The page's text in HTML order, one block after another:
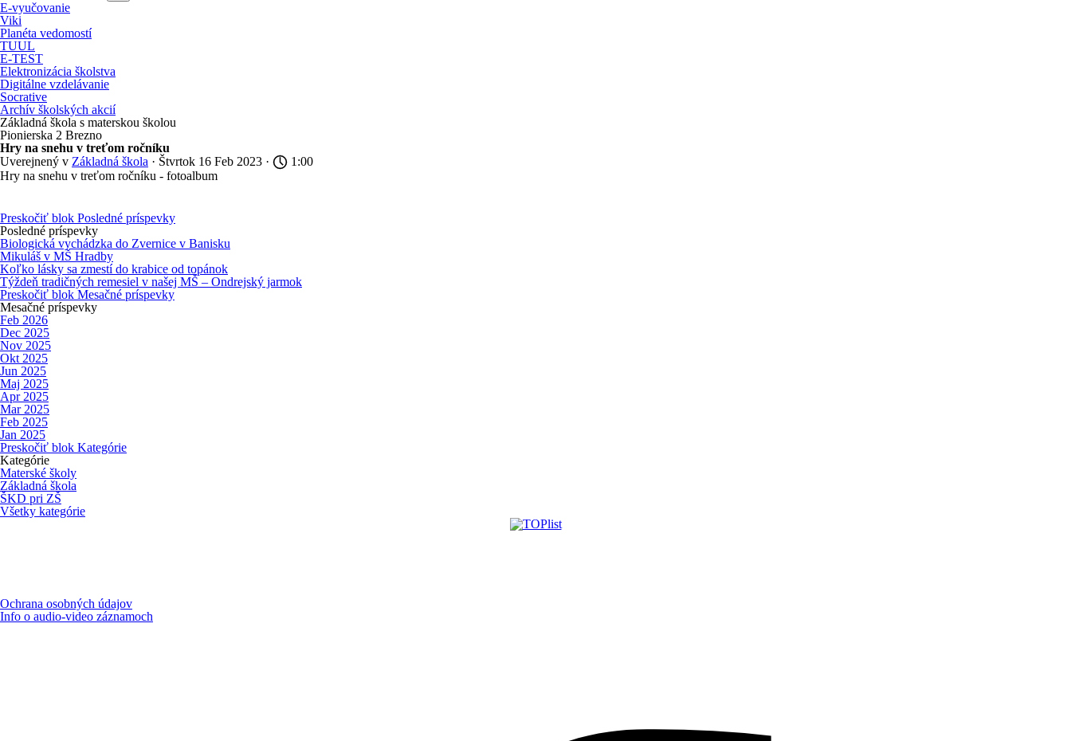
E-vyučovanie
Viki
Planéta vedomostí
TUUL
E-TEST
Elektronizácia školstva
Digitálne vzdelávanie
Socrative
Archív školských akcií
Základná škola s materskou školou
Pionierska 2 Brezno
Hry na snehu v treťom ročníku
Uverejnený v Základná škola · Štvrtok 16 Feb 2023 ·
1:00
Hry na snehu v treťom ročníku - fotoalbum
Preskočiť blok Posledné príspevky
Posledné príspevky
Biologická vychádzka do Zvernice v Banisku
Mikuláš v MŠ Hradby
Koľko lásky sa zmestí do krabice od topánok
Týždeň tradičných remesiel v našej MŠ – Ondrejský jarmok
Preskočiť blok Mesačné príspevky
Mesačné príspevky
Feb 2026
Dec 2025
Nov 2025
Okt 2025
Jun 2025
Maj 2025
Apr 2025
Mar 2025
Feb 2025
Jan 2025
Preskočiť blok Kategórie
Kategórie
Materské školy
Základná škola
ŠKD pri ZŠ
Všetky kategórie
Ochrana osobných údajov
Info o audio-video záznamoch